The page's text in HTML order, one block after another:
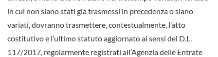
in cui non siano stati già trasmessi in precedenza o siano
variati, dovranno trasmettere, contestualmente, l’atto
costitutivo e l’ultimo statuto aggiornato ai sensi del D.L.
117/2017, regolarmente registrati all’Agenzia delle Entrate